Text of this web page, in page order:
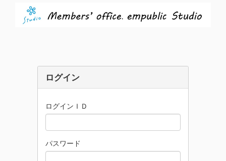
ログイン
ログインＩＤ
パスワード